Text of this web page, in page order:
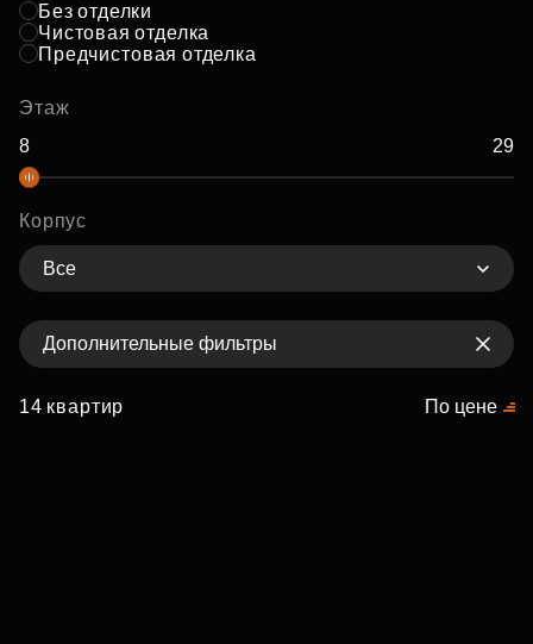
Без отделки
Чистовая отделка
Предчистовая отделка
Этаж
Корпус
Все
Дополнительные фильтры
14 квартир По цене